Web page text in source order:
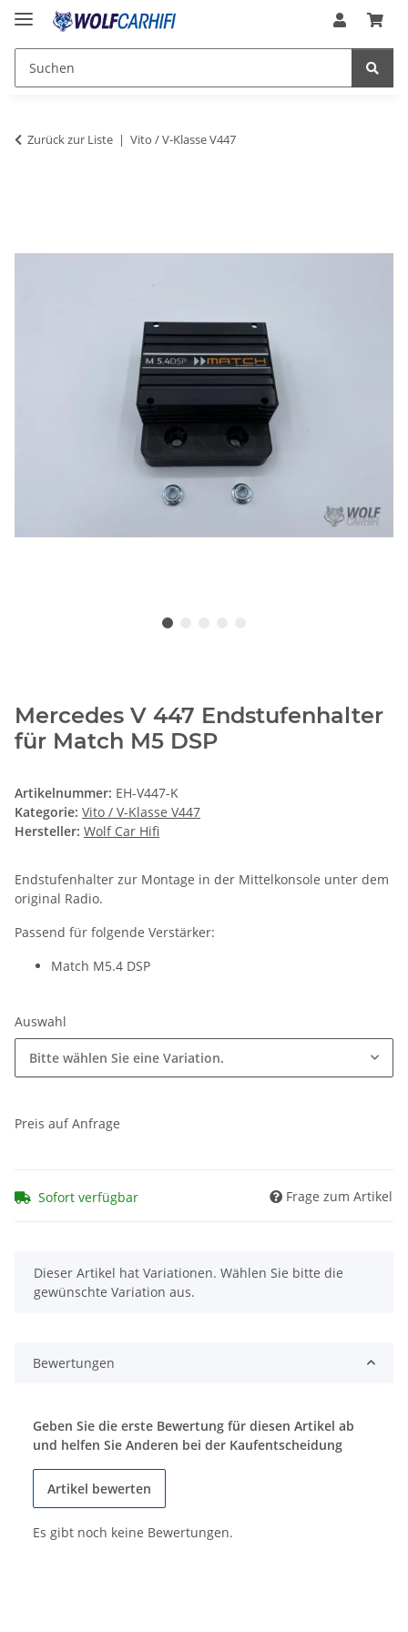
Zurück zur Liste Vito / V-Klasse V447
Mercedes V 447 Endstufenhalter
für Match M5 DSP
Artikelnummer: EH-V447-K
Kategorie: Vito / V-Klasse V447
Hersteller: Wolf Car Hifi
Endstufenhalter zur Montage in der Mittelkonsole unter dem
original Radio.
Passend für folgende Verstärker:
Match M5.4 DSP
Auswahl
Bitte wählen Sie eine Variation.
Preis auf Anfrage
Sofort verfügbar Frage zum Artikel
x
Dieser Artikel hat Variationen. Wählen Sie bitte die
gewünschte Variation aus.
Bewertungen
Geben Sie die erste Bewertung für diesen Artikel ab
und helfen Sie Anderen bei der Kaufentscheidung
Artikel bewerten
Es gibt noch keine Bewertungen.